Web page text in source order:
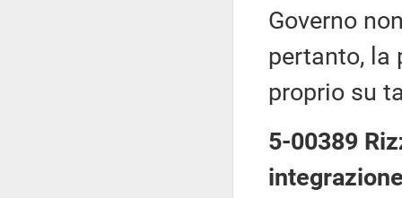
Governo
pertanto, la
proprio su
5-00389